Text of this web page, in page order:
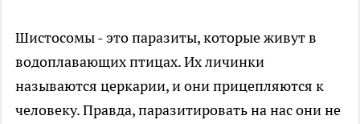
Шистосомы - это паразиты, которые живут в
водоплавающих птицах. Их личинки
называются церкарии, и они прицепляются к
человеку. Правда, паразитировать на нас они не